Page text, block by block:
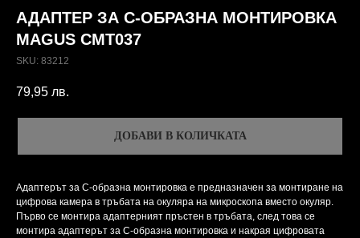
АДАПТЕР ЗА C-ОБРАЗНА МОНТИРОВКА
MAGUS CMT037
SKU: 83212
79,95 лв.
ДОБАВИ В КОЛИЧКАТА
Адаптерът за C-образна монтировка е предназначен за монтиране на
цифрова камера в тръбата на окуляра на микроскопа вместо окуляр.
Първо се монтира адаптерният пръстен в тръбата, след това се
монтира адаптерът за C-образна монтировка и накрая цифровата